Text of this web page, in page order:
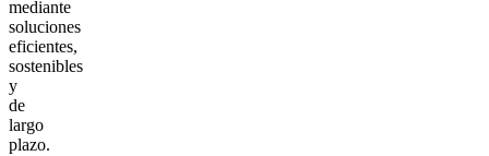
mediante
soluciones
eficientes,
sostenibles
y
de
largo
plazo.